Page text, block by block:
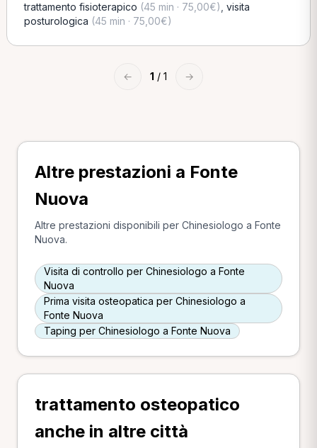
trattamento fisioterapico (45 min · 75,00€) visita
posturologica (45 min · 75,00€)
← 1 / 1 →
Altre prestazioni a Fonte
Nuova
Altre prestazioni disponibili per Chinesiologo a Fonte
Nuova.
Visita di controllo per Chinesiologo a Fonte
Nuova
Prima visita osteopatica per Chinesiologo a
Fonte Nuova
Taping per Chinesiologo a Fonte Nuova
trattamento osteopatico
anche in altre città